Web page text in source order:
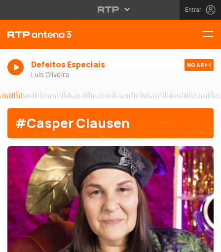
Entrar
Defeitos Especiais
Luís Oliveira
NO AR
#Casper Clausen